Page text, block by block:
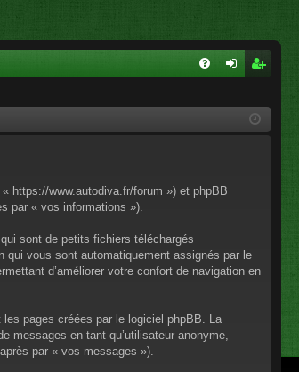
cri
https://www.autodiva.fr/forum ») et phpBB
par « vos informations »).
sont de petits fichiers téléchargés
qui vous sont automatiquement assignés par le
d’améliorer votre confort de navigation en
pages créées par le logiciel phpBB. La
en tant qu’utilisateur anonyme,
par « vos messages »).